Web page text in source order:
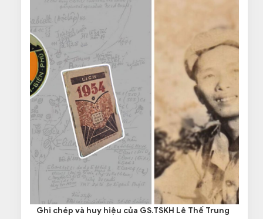
Ghi chép và huy hiệu của GS.TSKH Lê Thế Trung